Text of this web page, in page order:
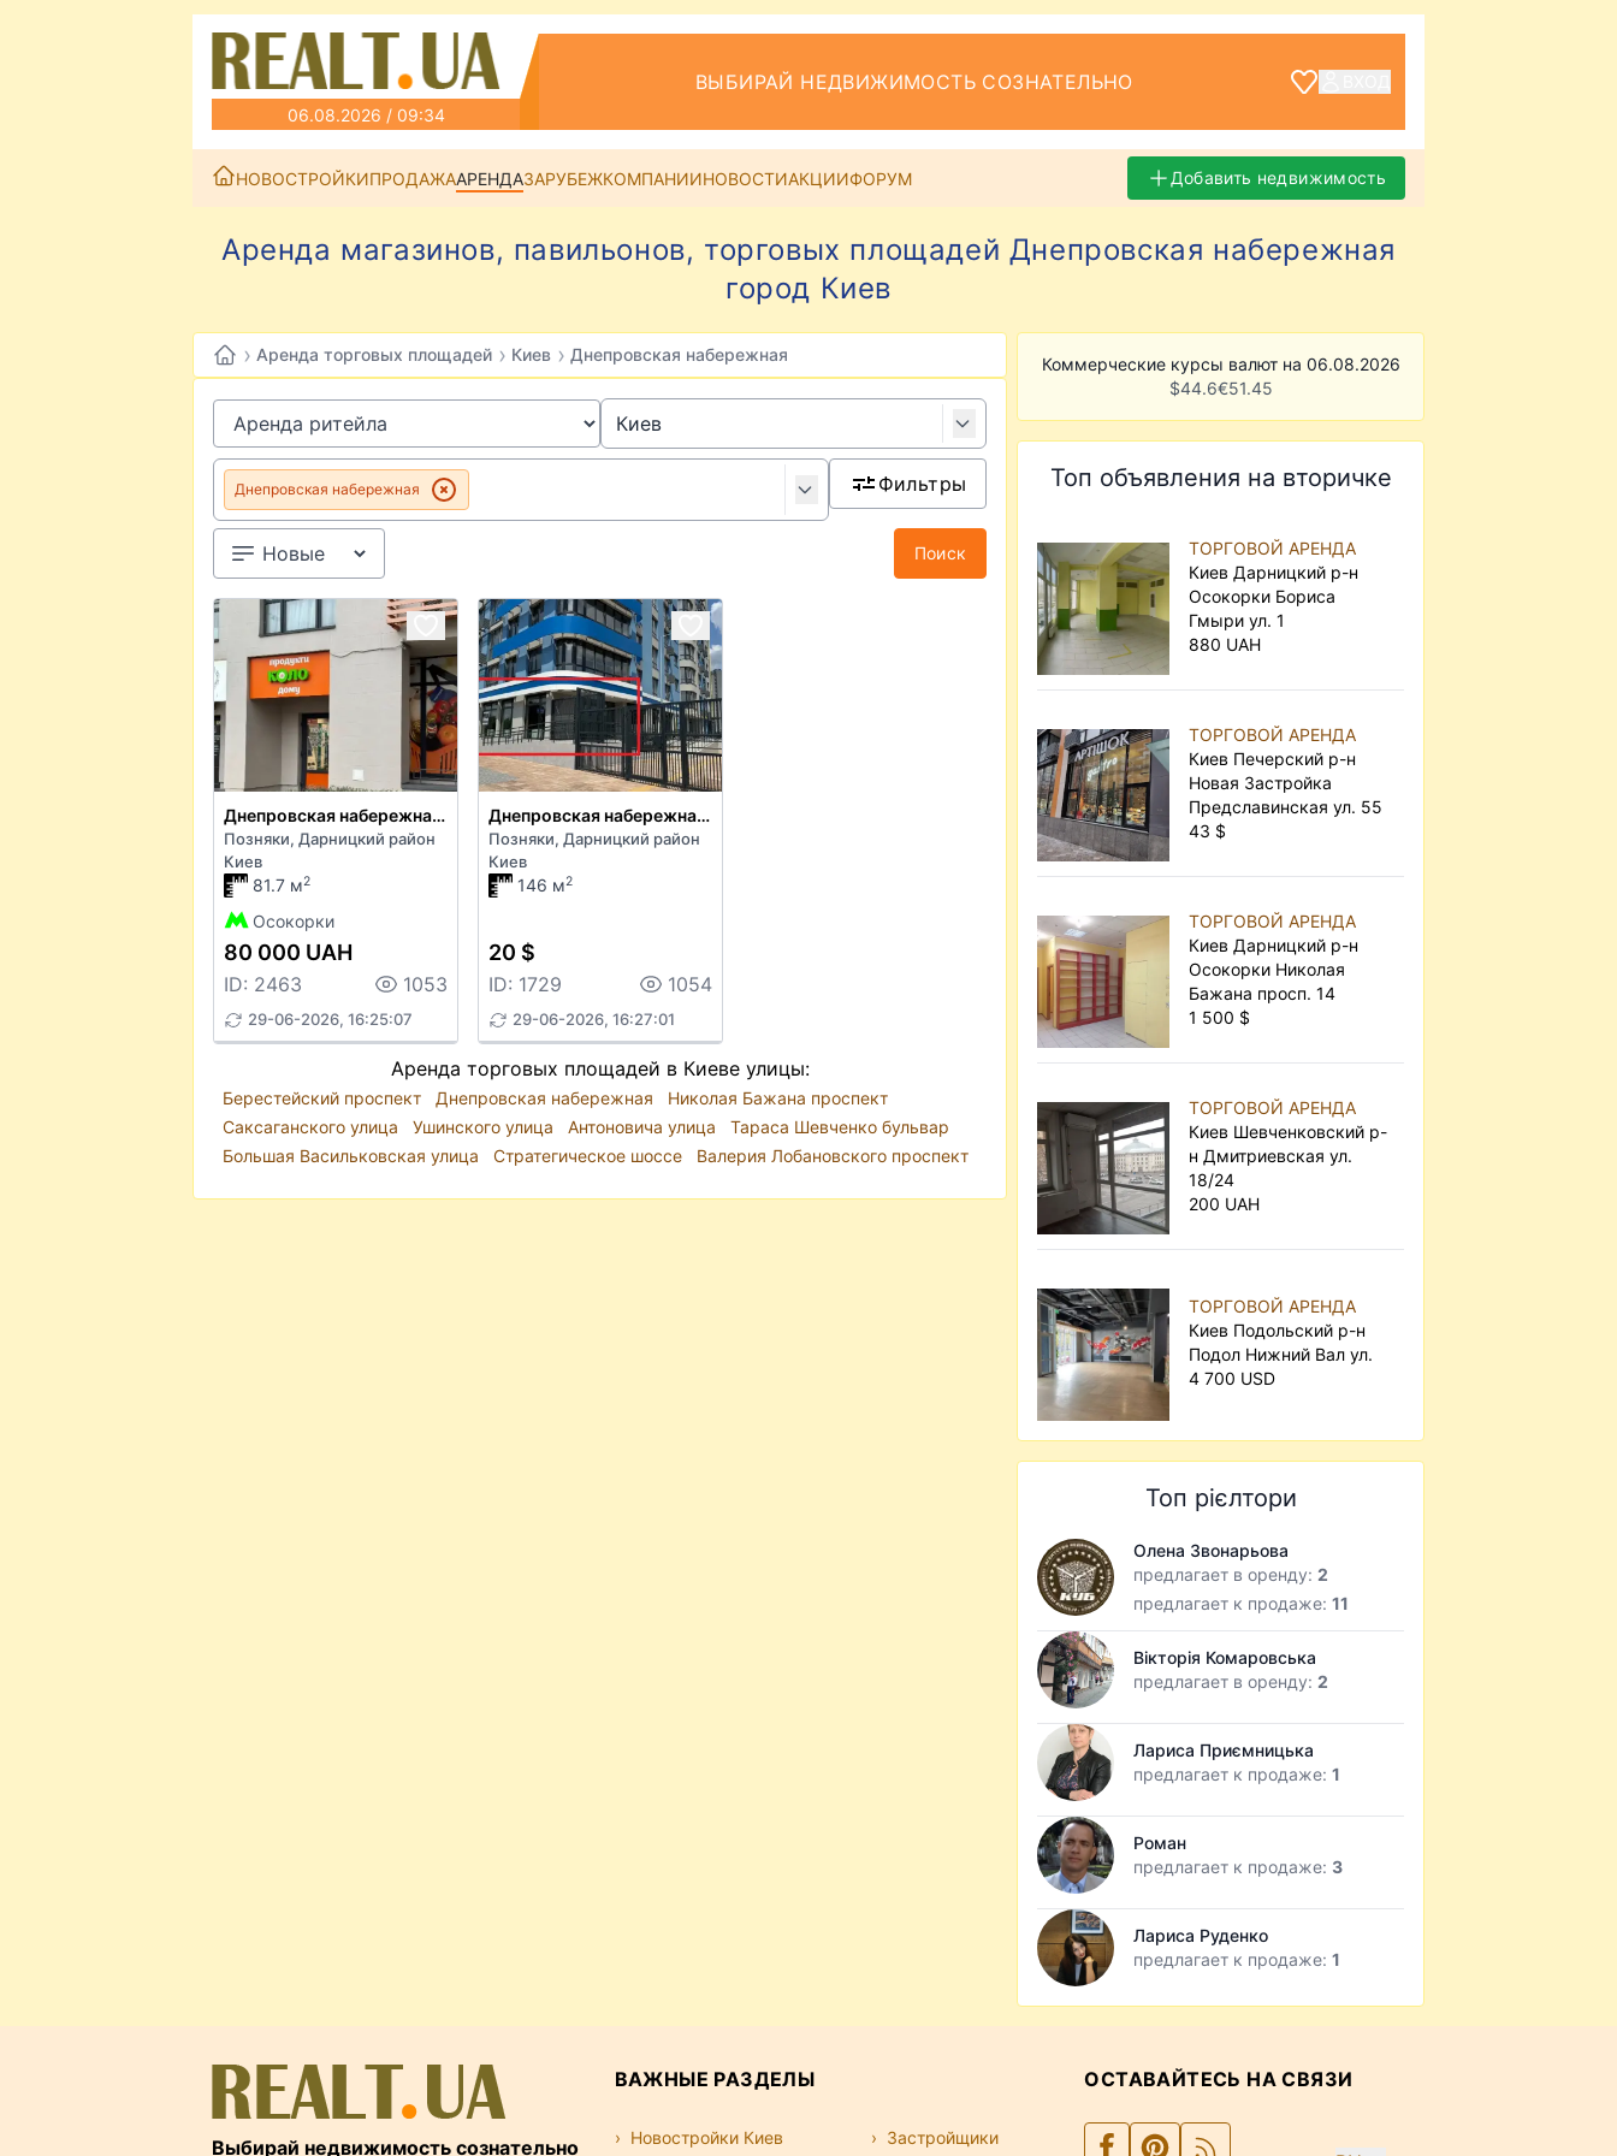
06.08.2026 / 09:34
ВЫБИРАЙ НЕДВИЖИМОСТЬ СОЗНАТЕЛЬНО
НОВОСТРОЙКИПРОДАЖААРЕНДАЗАРУБЕЖКОМПАНИИНОВОСТИАКЦИИФОРУМ Добавить недвижимость
Аренда магазинов, павильонов, торговых площадей Днепровская набережная
город Киев
› Аренда торговых площадей › Киев › Днепровская набережная
Днепровская набережная Фильтры
Поиск
Днепровская набережная 16г
Позняки, Дарницкий район
Киев
81.7 м2
Осокорки
80 000 UAH
ID: 2463 1053
29-06-2026, 16:25:07
Днепровская набережная 17а
Позняки, Дарницкий район
Киев
146 м2
20 $
ID: 1729 1054
29-06-2026, 16:27:01
Аренда торговых площадей в Киеве улицы:
Берестейский проспект Днепровская набережная
Николая Бажана проспект
Саксаганского улица
Ушинского улица Антоновича улица
Тараса Шевченко бульвар
Большая Васильковская улица
Стратегическое шоссе Валерия Лобановского проспект
Коммерческие курсы валют на 06.08.2026
$44.6€51.45
Топ объявления на вторичке
ТОРГОВОЙ АРЕНДА
Киев Дарницкий р-н
Осокорки Бориса
Гмыри ул. 1
880 UAH
ТОРГОВОЙ АРЕНДА
Киев Печерский р-н
Новая Застройка
Предславинская ул. 55
43 $
ТОРГОВОЙ АРЕНДА
Киев Дарницкий р-н
Осокорки Николая
Бажана просп. 14
1 500 $
ТОРГОВОЙ АРЕНДА
Киев Шевченковский р-
н Дмитриевская ул.
18/24
200 UAH
ТОРГОВОЙ АРЕНДА
Киев Подольский р-н
Подол Нижний Вал ул.
4 700 USD
Топ рієлтори
Олена Звонарьова
предлагает в оренду:2
предлагает к продаже:11
Вікторія Комаровська
предлагает в оренду:2
Лариса Приємницька
предлагает к продаже:1
Роман
предлагает к продаже: 3
Лариса Руденко
предлагает к продаже:1
Выбирай недвижимость сознательно
ВАЖНЫЕ РАЗДЕЛЫ
Новостройки Киев Застройщики
ОСТАВАЙТЕСЬ НА СВЯЗИ